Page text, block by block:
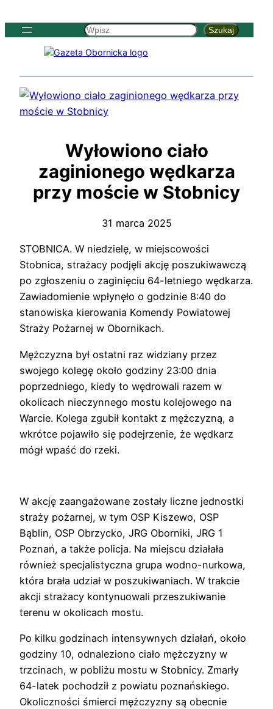
Szukaj
Szukaj
Wyłowiono ciało
zaginionego wędkarza
przy moście w Stobnicy
31 marca 2025
STOBNICA. W niedzielę, w miejscowości
Stobnica, strażacy podjęli akcję poszukiwawczą
po zgłoszeniu o zaginięciu 64-letniego wędkarza.
Zawiadomienie wpłynęło o godzinie 8:40 do
stanowiska kierowania Komendy Powiatowej
Straży Pożarnej w Obornikach.
Mężczyzna był ostatni raz widziany przez
swojego kolegę około godziny 23:00 dnia
poprzedniego, kiedy to wędrowali razem w
okolicach nieczynnego mostu kolejowego na
Warcie. Kolega zgubił kontakt z mężczyzną, a
wkrótce pojawiło się podejrzenie, że wędkarz
mógł wpaść do rzeki.
W akcję zaangażowane zostały liczne jednostki
straży pożarnej, w tym OSP Kiszewo, OSP
Bąblin, OSP Obrzycko, JRG Oborniki, JRG 1
Poznań, a także policja. Na miejscu działała
również specjalistyczna grupa wodno-nurkowa,
która brała udział w poszukiwaniach. W trakcie
akcji strażacy kontynuowali przeszukiwanie
terenu w okolicach mostu.
Po kilku godzinach intensywnych działań, około
godziny 10, odnaleziono ciało mężczyzny w
trzcinach, w pobliżu mostu w Stobnicy. Zmarły
64-latek pochodził z powiatu poznańskiego.
Okoliczności śmierci mężczyzny są obecnie